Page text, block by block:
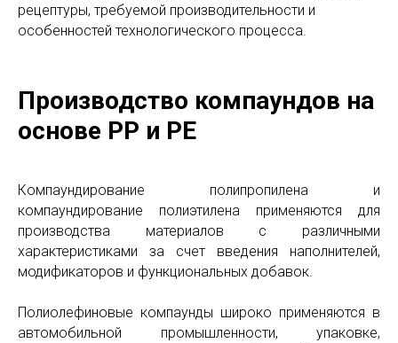
рецептуры, требуемой производительности и
особенностей технологического процесса.
Производство компаундов на
основе PP и PE
Компаундирование полипропилена и
компаундирование полиэтилена применяются для
производства материалов с различными
характеристиками за счет введения наполнителей,
модификаторов и функциональных добавок.
Полиолефиновые компаунды широко применяются в
автомобильной промышленности, упаковке,